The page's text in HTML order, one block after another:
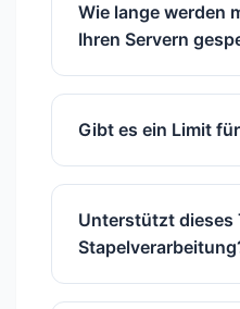
und Android.
Wie lange werden
Ihren Servern
Wir speichern
Minuten, um Ihnen
Gibt es ein Limit
Wir unterstützen
für kostenlose
Unterstützt dieses
Ja, Sie können